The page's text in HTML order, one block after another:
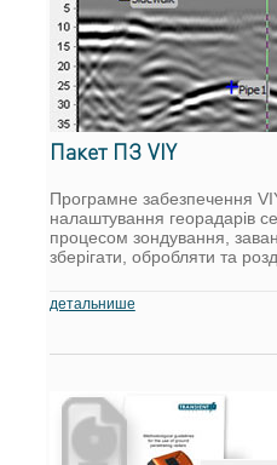
Пакет ПЗ VIY
Програмне забезпечення
налаштування георадарів
процесом зондування,
зберігати, обробляти та
детальнише